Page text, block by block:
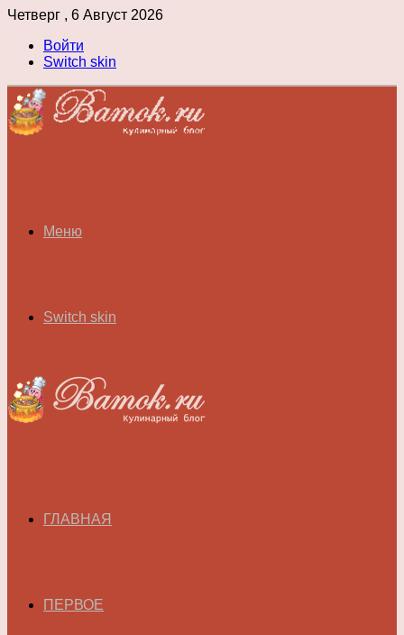
Четверг , 6 Август 2026
Войти
Switch skin
Меню
Switch skin
ГЛАВНАЯ
ПЕРВОЕ